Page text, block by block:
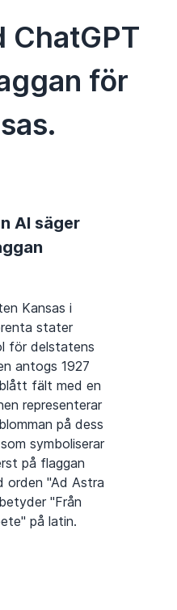
ChatGPT
för
AI säger
Kansas i
stater
för delstatens
antogs 1927
fält med en
representerar
på dess
symboliserar
på flaggan
orden "Ad Astra
"Från
på latin.